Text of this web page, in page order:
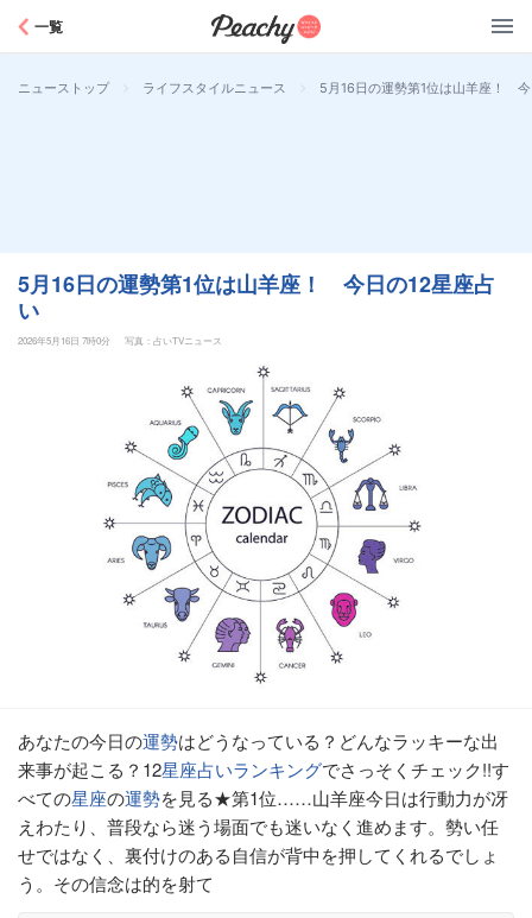
一覧
ニューストップ > ライフスタイルニュース > 5月16日の運勢第1位は山羊座！
5月16日の運勢第1位は山羊座！ 今日の12星座占
い
2026年5月16日 7時0分 写真：占いTVニュース
あなたの今日の運勢はどうなっている？どんなラッキーな出
来事が起こる？12星座占いランキングでさっそくチェック!!す
べての星座の運勢を見る★第1位……山羊座今日は行動力が冴
えわたり、普段なら迷う場面でも迷いなく進めます。勢い任
せではなく、裏付けのある自信が背中を押してくれるでしょ
う。その信念は的を射て